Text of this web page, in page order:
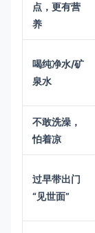
点，更有营
养
喝纯净水/矿
泉水
不敢洗澡，
怕着凉
过早带出门
“见世面”